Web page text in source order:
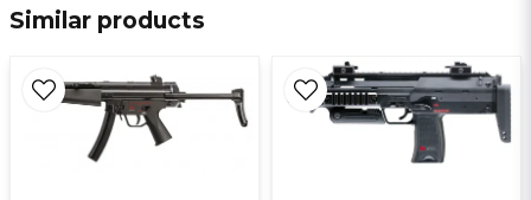
E-mail
Ja, ni får publicera min fråga
Similar products